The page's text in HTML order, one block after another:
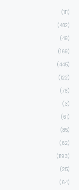
(111)
(482)
(49)
(169)
(445)
(122)
(76)
(3)
(61)
(85)
(62)
(1193)
(25)
(64)